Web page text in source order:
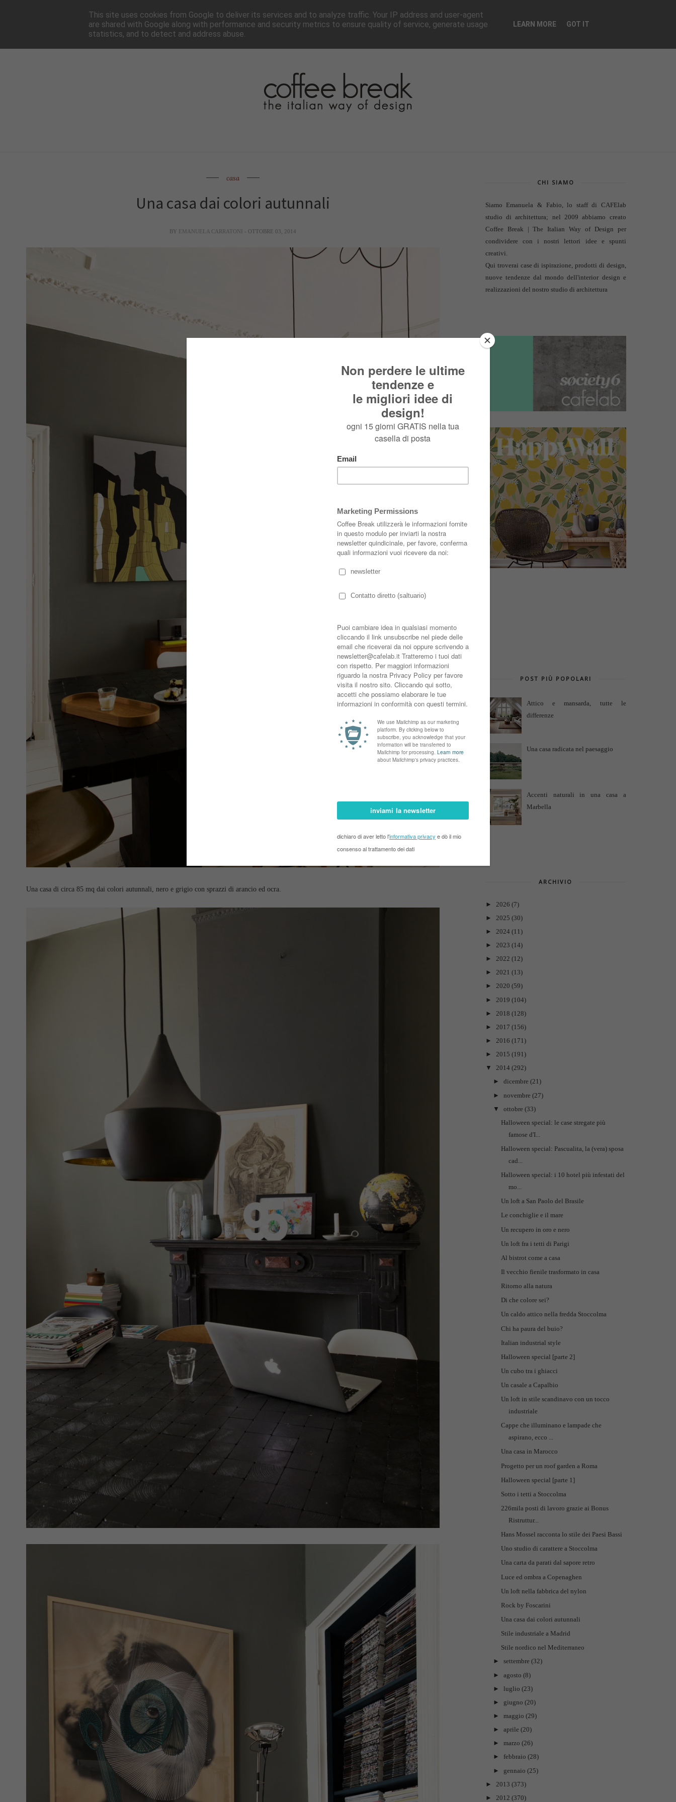
HOME NEWSLETTER CHI SIAMO▼ PAGINE▼ COLLABORA PRESS CONTATTI
casa
Una casa dai colori autunnali
BY EMANUELA CARRATONI - OTTOBRE 03, 2014
Una casa di circa 85 mq dai colori autunnali, nero e grigio con sprazzi di arancio ed ocra.
CHI SIAMO
Siamo Emanuela & Fabio, lo staff di CAFElab
studio di architettura; nel 2009 abbiamo creato
Coffee Break | The Italian Way of Design per
condividere con i nostri lettori idee e spunti
creativi.
Qui troverai case di ispirazione, prodotti di design,
nuove tendenze dal mondo dell'interior design e
realizzazioni del nostro studio di architettura
POST PIÙ POPOLARI
Attico e mansarda, tutte le
differenze
Una casa radicata nel paesaggio
Accenti naturali in una casa a
Marbella
ARCHIVIO
► 2026 (7)
► 2025 (30)
► 2024 (11)
► 2023 (14)
► 2022 (12)
► 2021 (13)
► 2020 (59)
► 2019 (104)
► 2018 (128)
► 2017 (156)
► 2016 (171)
► 2015 (191)
▼
2014 (292)
► dicembre (21)
► novembre (27)
▼
ottobre (33)
Halloween special: le case stregate più
famose d'I...
Halloween special: Pascualita, la (vera) sposa
cad...
Halloween special: i 10 hotel più infestati del
mo...
Un loft a San Paolo del Brasile
Le conchiglie e il mare
Un recupero in oro e nero
Un loft fra i tetti di Parigi
Al bistrot come a casa
Il vecchio fienile trasformato in casa
Ritorno alla natura
Di che colore sei?
Un caldo attico nella fredda Stoccolma
Chi ha paura del buio?
Italian industrial style
Halloween special [parte 2]
Un cubo tra i ghiacci
Un casale a Capalbio
Un loft in stile scandinavo con un tocco
industriale
Cappe che illuminano e lampade che
aspirano, ecco ...
Una casa in Marocco
Progetto per un roof garden a Roma
Halloween special [parte 1]
Sotto i tetti a Stoccolma
226mila posti di lavoro grazie ai Bonus
Ristruttur...
Hans Mossel racconta lo stile dei Paesi Bassi
Uno studio di carattere a Stoccolma
Una carta da parati dal sapore retro
Luce ed ombra a Copenaghen
Un loft nella fabbrica del nylon
Rock by Foscarini
Una casa dai colori autunnali
Stile industriale a Madrid
Stile nordico nel Mediterraneo
► settembre (32)
► agosto (8)
► luglio (23)
► giugno (20)
► maggio (29)
► aprile (20)
► marzo (26)
► febbraio (28)
► gennaio (25)
► 2013 (373)
► 2012 (370)
This site uses cookies from Google to deliver its services and to analyze traffic. Your IP address and user-agent
are shared with Google along with performance and security metrics to ensure quality of service, generate usage
statistics, and to detect and address abuse.
LEARN MORE GOT IT